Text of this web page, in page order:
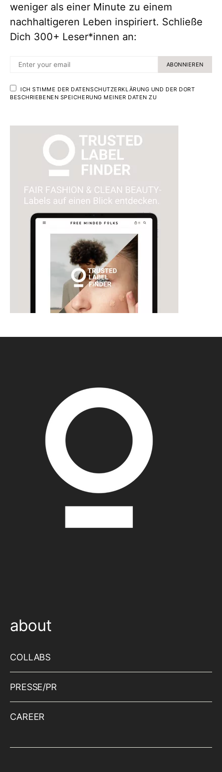
weniger als einer Minute zu einem
nachhaltigeren Leben inspiriert. Schließe
Dich 300+ Leser*innen an:
ABONNIEREN
ICH STIMME DER DATENSCHUTZERKLÄRUNG UND DER DORT
BESCHRIEBENEN SPEICHERUNG MEINER DATEN ZU
about
COLLABS
PRESSE/PR
CAREER